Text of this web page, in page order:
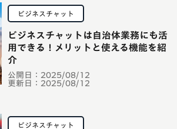
ビジネスチャット
公開日： 2025/08/12
更新日： 2025/08/12
ビジネスチャットは自治体業務にも活
用できる！メリットと使える機能を紹
介
ビジネスチャット